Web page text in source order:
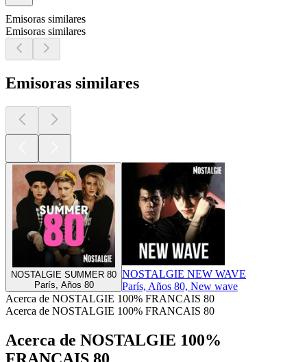
Emisoras similares
Emisoras similares
Emisoras similares
NOSTALGIE SUMMER 80
París, Años 80
NOSTALGIE NEW WAVE
París, Años 80, New wave
Acerca de NOSTALGIE 100% FRANCAIS 80
Acerca de NOSTALGIE 100% FRANCAIS 80
Acerca de NOSTALGIE 100%
FRANCAIS 80